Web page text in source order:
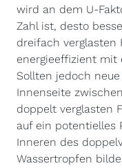
wird an dem U-
Zahl ist, desto
dreifach verglasten
energieeffizient mit
Sollten jedoch
Innenseite
doppelt verglasten
auf ein potentielles
Inneren des
Wassertropfen